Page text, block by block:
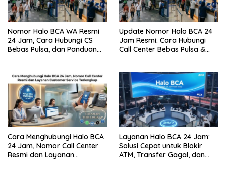
Nomor Halo BCA WA Resmi
24 Jam, Cara Hubungi CS
Bebas Pulsa, dan Panduan
Update Nomor Halo BCA 24
Jam Resmi: Cara Hubungi
Call Center Bebas Pulsa &
Cara Menghubungi Halo BCA
24 Jam, Nomor Call Center
Resmi dan Layanan
Layanan Halo BCA 24 Jam:
Solusi Cepat untuk Blokir
ATM, Transfer Gagal, dan